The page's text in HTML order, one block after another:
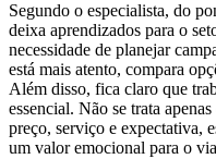
Segundo o especialista, do
deixa aprendizados para o
necessidade de planejar
está mais atento, compara
Além disso, fica claro que
essencial. Não se trata
preço, serviço e expectativa,
um valor emocional para o